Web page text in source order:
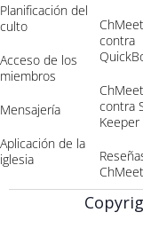
Planificación del
culto
Acceso de los
miembros
Mensajería
Aplicación de la
iglesia
contra
contra
Keeper